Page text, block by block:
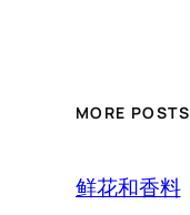
MORE POSTS
鲜花和香料